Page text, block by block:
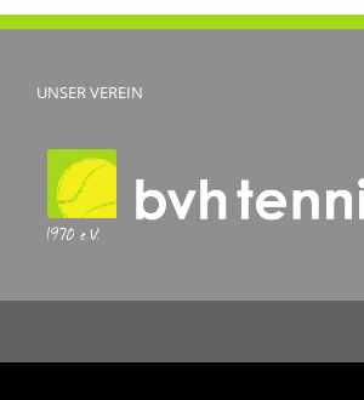
UNSER VEREIN